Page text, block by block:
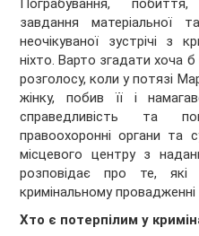
Пограбування,
завдання
неочікуваної зустрічі з
ніхто. Варто згадати хоча
розголосу, коли у потязі
жінку, побив її і
справедливість та
правоохоронні органи та
місцевого центру з
розповідає про те, які
кримінальному провадженні
Хто є потерпілим у